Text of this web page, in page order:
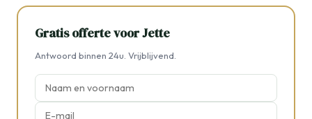
Gratis offerte voor Jette
Antwoord binnen 24u. Vrijblijvend.